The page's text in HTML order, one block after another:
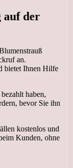
auf der
an.
bietet Ihnen Hilfe
haben,
bevor Sie ihn
kostenlos und
Kunden, ohne